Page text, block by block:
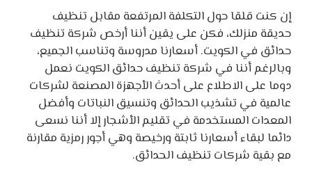
إن كنت قلقا حول التكلفة المرتفعة مقابل تنظيف
حديقة منزلك، فكن على يقين أننا أرخص شركة تنظيف
حدائق في الكويت. أسعارنا مدروسة وتناسب الجميع،
وبالرغم أننا في شركة تنظيف حدائق الكويت نعمل
دوما على الاطلاع على أحدث الأجهزة المصنعة لشركات
عالمية في تشذيب الحدائق وتنسيق النباتات وأفضل
المعدات المستخدمة في تقليم الأشجار إلا أننا نسعى
دائما لبقاء أسعارنا ثابتة ورخيصة وهي أجور رمزية مقارنة
مع بقية شركات تنظيف الحدائق.